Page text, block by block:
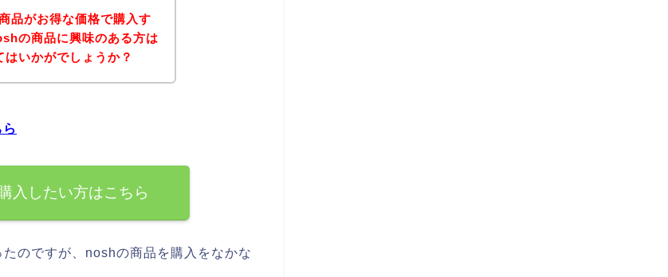
品がお得な価格で購入す
の商品に興味のある方は
いかがでしょうか？
入したい方はこちら
のですが、noshの商品を購入をなかな